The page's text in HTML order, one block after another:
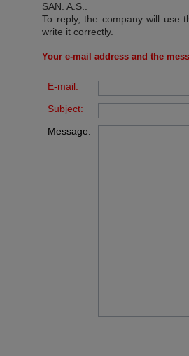
SAN. A.S.
To reply, the company will use
write it correctly.
Your e-mail address and the
E-mail:
Subject:
Message: